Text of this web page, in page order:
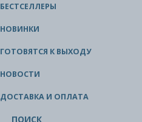
БЕСТСЕЛЛЕРЫ
НОВИНКИ
ГОТОВЯТСЯ К ВЫХОДУ
НОВОСТИ
ДОСТАВКА И ОПЛАТА
ПОИСК